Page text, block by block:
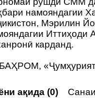
намояндагии
Мэрилин
Иттиҳоди
карданд.
ақида (0)